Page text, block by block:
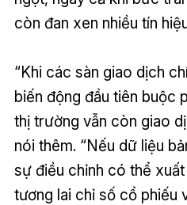
còn đan xen nhiều tín
“Khi các sàn giao dịch
biến động đầu tiên buộc
thị trường vẫn còn giao
nói thêm. “Nếu dữ liệu
sự điều chỉnh có thể
tương lai chỉ số cổ phiếu